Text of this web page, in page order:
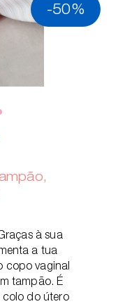
-50%
à sua
a tua
copo vaginal
tampão. É
do útero